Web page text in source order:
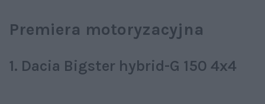
Premiera motoryzacyjna
1. Dacia Bigster hybrid-G 150 4x4